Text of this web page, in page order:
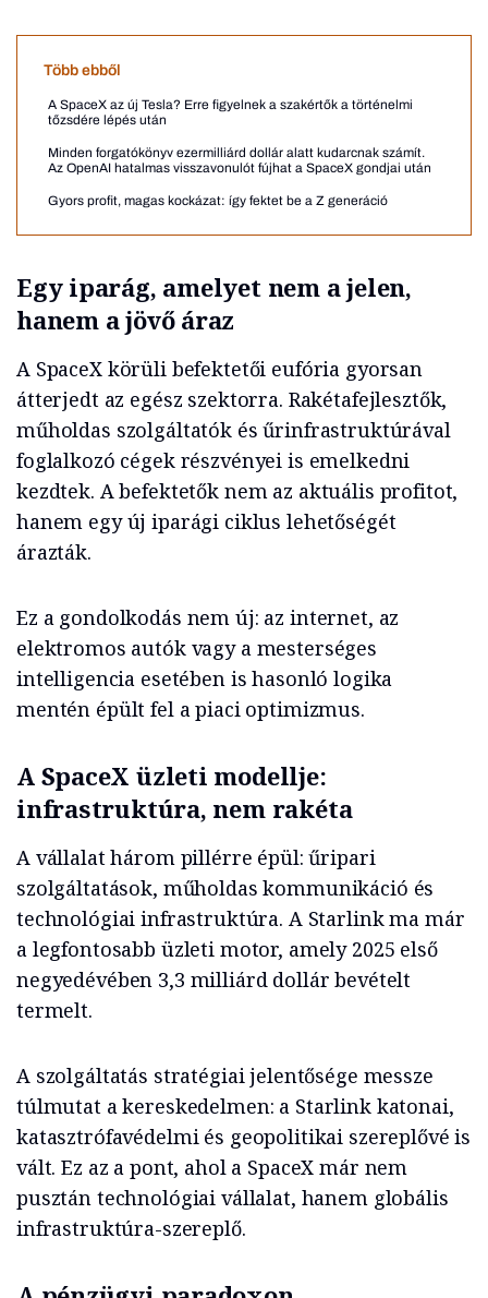
Több ebből
A SpaceX az új Tesla? Erre figyelnek a szakértők a történelmi
tőzsdére lépés után
Minden forgatókönyv ezermilliárd dollár alatt kudarcnak számít.
Az OpenAI hatalmas visszavonulót fújhat a SpaceX gondjai után
Gyors profit, magas kockázat: így fektet be a Z generáció
Egy iparág, amelyet nem a jelen,
hanem a jövő áraz
A SpaceX körüli befektetői eufória gyorsan
átterjedt az egész szektorra. Rakétafejlesztők,
műholdas szolgáltatók és űrinfrastruktúrával
foglalkozó cégek részvényei is emelkedni
kezdtek. A befektetők nem az aktuális profitot,
hanem egy új iparági ciklus lehetőségét
árazták.
Ez a gondolkodás nem új: az internet, az
elektromos autók vagy a mesterséges
intelligencia esetében is hasonló logika
mentén épült fel a piaci optimizmus.
A SpaceX üzleti modellje:
infrastruktúra, nem rakéta
A vállalat három pillérre épül: űripari
szolgáltatások, műholdas kommunikáció és
technológiai infrastruktúra. A Starlink ma már
a legfontosabb üzleti motor, amely 2025 első
negyedévében 3,3 milliárd dollár bevételt
termelt.
A szolgáltatás stratégiai jelentősége messze
túlmutat a kereskedelmen: a Starlink katonai,
katasztrófavédelmi és geopolitikai szereplővé is
vált. Ez az a pont, ahol a SpaceX már nem
pusztán technológiai vállalat, hanem globális
infrastruktúra-szereplő.